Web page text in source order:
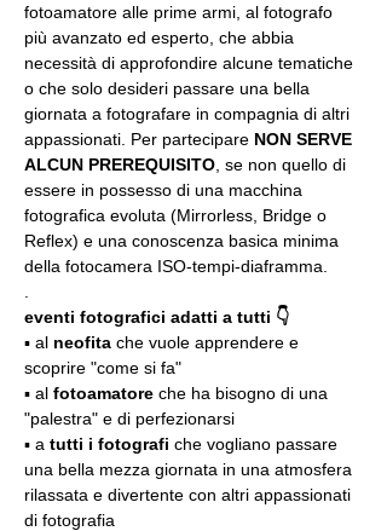
fotoamatore alle prime armi, al fotografo
più avanzato ed esperto, che abbia
necessità di approfondire alcune tematiche
o che solo desideri passare una bella
giornata a fotografare in compagnia di altri
appassionati. Per partecipare NON SERVE
ALCUN PREREQUISITO , se non quello di
essere in possesso di una macchina
fotografica evoluta (Mirrorless, Bridge o
Reflex) e una conoscenza basica minima
della fotocamera ISO-tempi-diaframma.
eventi fotografici adatti a tutti 👇
▪️ al neofita che vuole apprendere e
scoprire "come si fa"
▪️ al fotoamatore che ha bisogno di una
"palestra" e di perfezionarsi
▪️ a tutti i fotografi che vogliano passare
una bella mezza giornata in una atmosfera
rilassata e divertente con altri appassionati
di fotografia